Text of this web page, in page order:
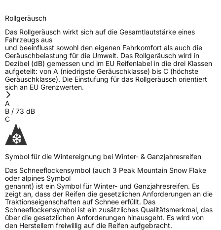
Rollgeräusch
Das Rollgeräusch wirkt sich auf die Gesamtlautstärke eines
Fahrzeugs aus
und beeinflusst sowohl den eigenen Fahrkomfort als auch die
Geräuschbelastung für die Umwelt. Das Rollgeräusch wird in
Dezibel (dB) gemessen und im EU Reifenlabel in die drei Klassen
aufgeteilt: von A (niedrigste Geräuschklasse) bis C (höchste
Geräuschklasse). Die Einstufung für das Rollgeräusch orientiert
sich an EU Grenzwerten.
A
B / 73 dB
C
Symbol für die Wintereignung bei Winter- & Ganzjahresreifen
Das Schneeflockensymbol (auch 3 Peak Mountain Snow Flake
oder alpines Symbol
genannt) ist ein Symbol für Winter- und Ganzjahresreifen. Es
zeigt an, dass der Reifen die gesetzlichen Anforderungen an die
Traktionseigenschaften auf Schnee erfüllt. Das
Schneeflockensymbol ist ein zusätzliches Qualitätsmerkmal, das
über die gesetzlichen Anforderungen hinausgeht. Es wird von
den Herstellern freiwillig auf die Reifen aufgebracht.